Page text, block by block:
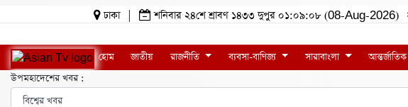
ঢাকা শনিবার ২৪শে শ্রাবণ ১৪৩৩ দুপুর ০১:০৯:০৮ (08-Aug-2026)
হোম জাতীয় রাজনীতি ব্যবসা-বাণিজ্য সারাবাংলা আন্তর্জাতিক
উপমহাদেশের খবর :